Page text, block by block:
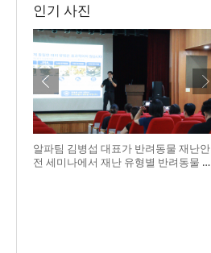
인기 사진
알파팀 김병섭 대표가 반려동물 재난안
전 세미나에서 재난 유형별 반려동물 대